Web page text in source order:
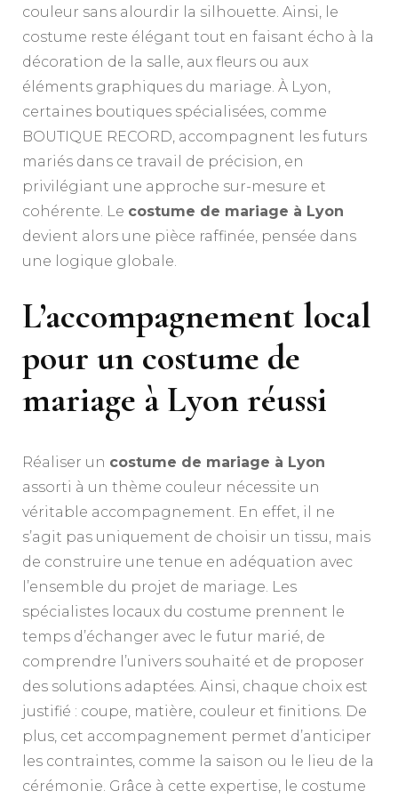
couleur sans alourdir la silhouette. Ainsi, le
costume reste élégant tout en faisant écho à la
décoration de la salle, aux fleurs ou aux
éléments graphiques du mariage. À Lyon,
certaines boutiques spécialisées, comme
BOUTIQUE RECORD, accompagnent les futurs
mariés dans ce travail de précision, en
privilégiant une approche sur-mesure et
cohérente. Le costume de mariage à Lyon
devient alors une pièce raffinée, pensée dans
une logique globale.
L’accompagnement local
pour un costume de
mariage à Lyon réussi
Réaliser un costume de mariage à Lyon
assorti à un thème couleur nécessite un
véritable accompagnement. En effet, il ne
s’agit pas uniquement de choisir un tissu, mais
de construire une tenue en adéquation avec
l’ensemble du projet de mariage. Les
spécialistes locaux du costume prennent le
temps d’échanger avec le futur marié, de
comprendre l’univers souhaité et de proposer
des solutions adaptées. Ainsi, chaque choix est
justifié : coupe, matière, couleur et finitions. De
plus, cet accompagnement permet d’anticiper
les contraintes, comme la saison ou le lieu de la
cérémonie. Grâce à cette expertise, le costume